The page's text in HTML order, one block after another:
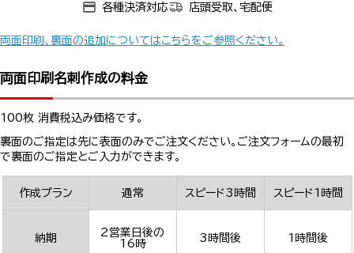
各種決済対応 店頭受取、宅配便
両面印刷、裏面の追加についてはこちらをご参照ください。
両面印刷名刺作成の料金
100枚 消費税込み価格です。
裏面のご指定は先に表面のみでご注文ください。ご注文フォームの最初
で裏面のご指定とご入力ができます。
作成プラン 通常 スピード3時間 スピード1時間
納期
2営業日後の
16時
3時間後 1時間後